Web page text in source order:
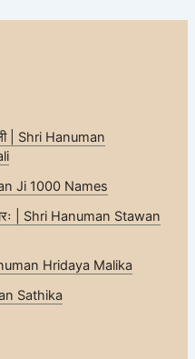
| Shri Hanuman
Ji 1000 Names
| Shri Hanuman Stawan
Hridaya Malika
Sathika